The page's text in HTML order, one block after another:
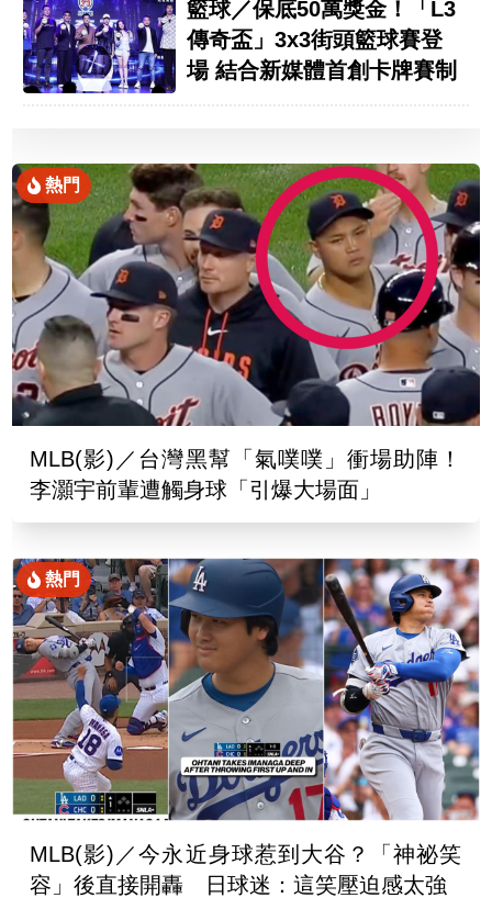
籃球／保底50萬獎金！「L3
傳奇盃」3x3街頭籃球賽登
場 結合新媒體首創卡牌賽制
熱門
MLB(影)／台灣黑幫「氣噗噗」衝場助陣！
李灝宇前輩遭觸身球「引爆大場面」
熱門
MLB(影)／今永近身球惹到大谷？「神祕笑
容」後直接開轟 日球迷：這笑壓迫感太強